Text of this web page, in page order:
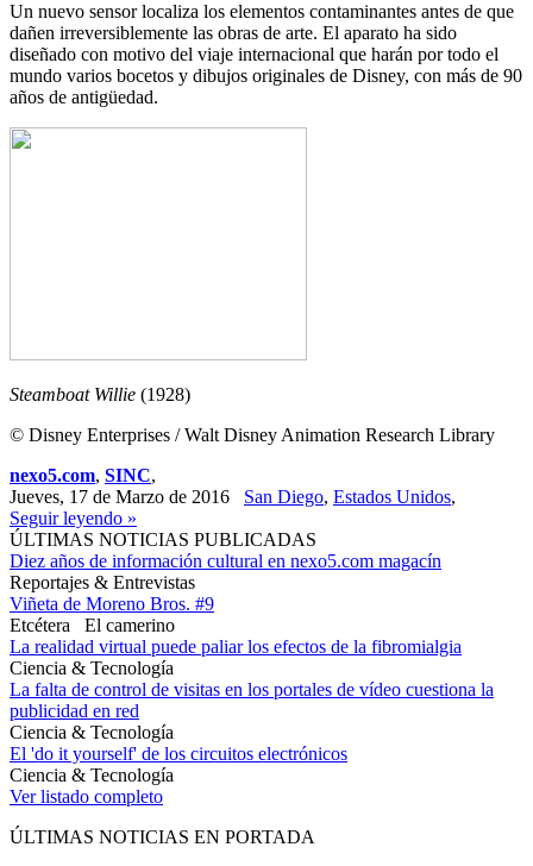
Un nuevo sensor localiza los elementos contaminantes antes de que
dañen irreversiblemente las obras de arte. El aparato ha sido
diseñado con motivo del viaje internacional que harán por todo el
mundo varios bocetos y dibujos originales de Disney, con más de 90
años de antigüedad.
Steamboat Willie (1928)
© Disney Enterprises / Walt Disney Animation Research Library
nexo5.com, SINC,
Jueves, 17 de Marzo de 2016 San Diego, Estados Unidos,
Seguir leyendo »
ÚLTIMAS NOTICIAS PUBLICADAS
Diez años de información cultural en nexo5.com magacín
Reportajes & Entrevistas
Viñeta de Moreno Bros. #9
Etcétera
El camerino
La realidad virtual puede paliar los efectos de la fibromialgia
Ciencia & Tecnología
La falta de control de visitas en los portales de vídeo cuestiona la
publicidad en red
Ciencia & Tecnología
El 'do it yourself' de los circuitos electrónicos
Ciencia & Tecnología
Ver listado completo
ÚLTIMAS NOTICIAS EN PORTADA